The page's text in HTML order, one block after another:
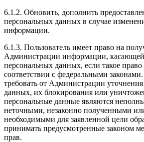
6.1.2. Обновить, дополнить
персональных данных в случае
информации.
6.1.3. Пользователь имеет право на
Администрации информации,
персональных данных, если такое
соответствии с федеральными
требовать от Администрации
данных, их блокирования или
персональные данные являются
неточными, незаконно полученными
необходимыми для заявленной цели
принимать предусмотренные законом
прав.